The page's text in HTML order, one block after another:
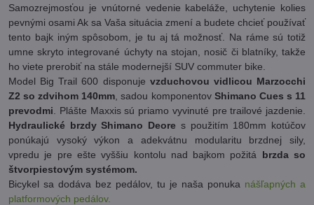
Samozrejmosťou je vnútorné vedenie kabeláže, uchytenie kolies
pevnými osami Ak sa Vaša situácia zmení a budete chcieť používať
tento bajk iným spôsobom, je tu aj tá možnosť. Na ráme sú totiž
umne skryto integrované úchyty na stojan, nosič či blatníky, takže
ho viete prerobiť na stále modernejší SUV commuter bike.
Model Big Trail 600 disponuje vzduchovou vidlicou Marzocchi
Z2 so zdvihom 140mm , sadou komponentov Shimano Cues s 11
prevodmi . Plášte Maxxis sú priamo vyvinuté pre trailové jazdenie.
Hydraulické brzdy Shimano Deore s použitím 180mm kotúčov
ponúkajú vysoký výkon a adekvátnu modularitu brzdnej sily,
vpredu je pre ešte vyššiu kontolu nad bajkom požitá brzda so
štvorpiestovým systémom.
Bicykel sa dodáva bez pedálov, tu je naša ponuka nášľapných a
platformových pedálov.